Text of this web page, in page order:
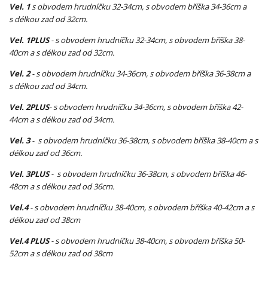
Vel. 1s obvodem hrudníčku 32-34cm, s obvodem bříška 34-36cm a
s délkou zad od 32cm.
Vel. 1PLUS- s obvodem hrudníčku 32-34cm, s obvodem bříška 38-
40cm a s délkou zad od 32cm.
Vel. 2- s obvodem hrudníčku 34-36cm, s obvodem bříška 36-38cm a
s délkou zad od 34cm.
Vel. 2PLUS- s obvodem hrudníčku 34-36cm, s obvodem bříška 42-
44cm a s délkou zad od 34cm.
Vel. 3- s obvodem hrudníčku 36-38cm, s obvodem bříška 38-40cm a s
délkou zad od 36cm.
Vel. 3PLUS- s obvodem hrudníčku 36-38cm, s obvodem bříška 46-
48cm a s délkou zad od 36cm.
Vel.4- s obvodem hrudníčku 38-40cm, s obvodem bříška 40-42cm a s
délkou zad od 38cm
Vel.4 PLUS- s obvodem hrudníčku 38-40cm, s obvodem bříška 50-
52cm a s délkou zad od 38cm